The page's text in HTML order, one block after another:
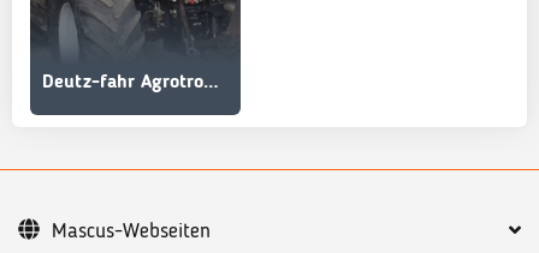
Deutz-fahr Agrotron 1160 TTV
Mascus-Webseiten